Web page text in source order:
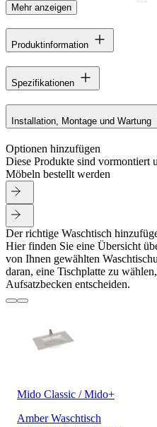
Mehr anzeigen
Produktinformation
Spezifikationen
Installation, Montage und Wartung
Optionen hinzufügen
Diese Produkte sind vormontiert
Möbeln bestellt werden
Der richtige Waschtisch
Hier finden Sie eine Übersicht
von Ihnen gewählten
daran, eine Tischplatte zu
Aufsatzbecken entscheiden.
Mido Classic / Mido+
Amber Waschtisch